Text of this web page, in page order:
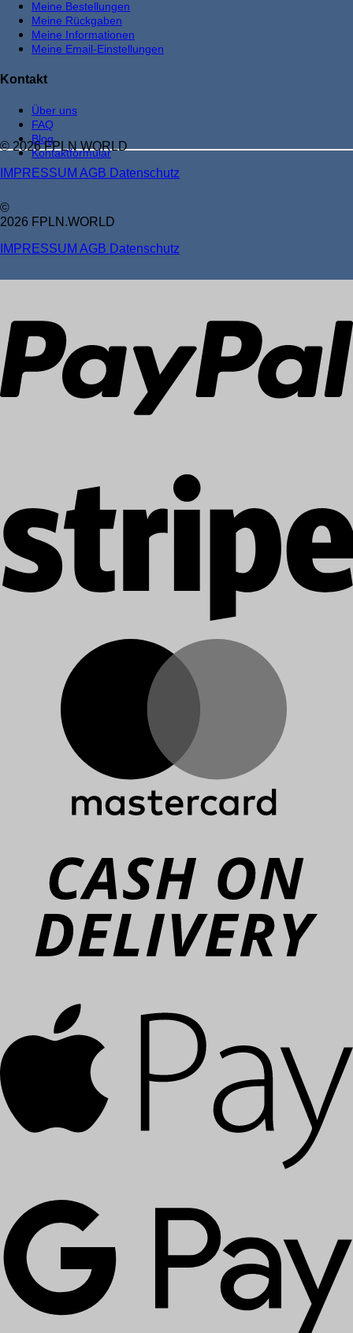
Meine Bestellungen
Meine Rückgaben
Meine Informationen
Meine Email-Einstellungen
Kontakt
Über uns
FAQ
Blog
Kontaktformular
© 2026 FPLN WORLD
IMPRESSUM AGB Datenschutz
©
2026 FPLN.WORLD
IMPRESSUM AGB Datenschutz